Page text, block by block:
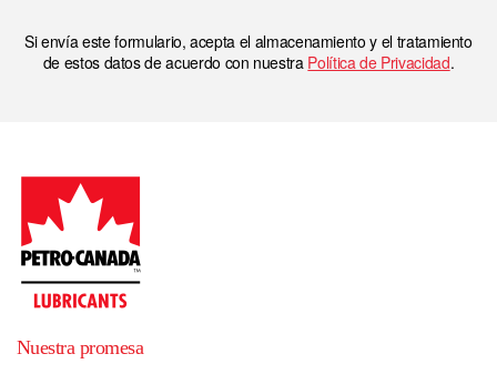
Si envía este formulario, acepta el almacenamiento y el tratamiento
de estos datos de acuerdo con nuestra Política de Privacidad.
Nuestra promesa